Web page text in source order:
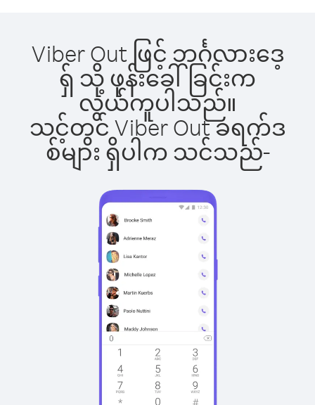
Viber Out ဖြင့် ဘင်္ဂလားဒေ့
ရှ် သို့ ဖုန်းခေါ်ခြင်းက
လွယ်ကူပါသည်။
သင့်တွင် Viber Out ခရက်ဒ
စ်များ ရှိပါက သင်သည်-